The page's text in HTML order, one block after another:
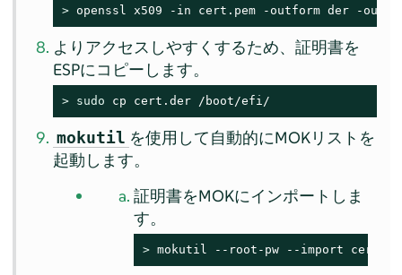
> openssl x509 -in cert.pem -outform der -out
よりアクセスしやすくするため、証明書を
ESPにコピーします。
> sudo cp cert.der /boot/efi/
mokutil を使用して自動的にMOKリストを
起動します。
証明書をMOKにインポートしま
す。
> mokutil --root-pw --import